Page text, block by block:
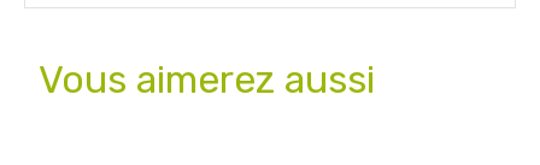
Vous aimerez aussi